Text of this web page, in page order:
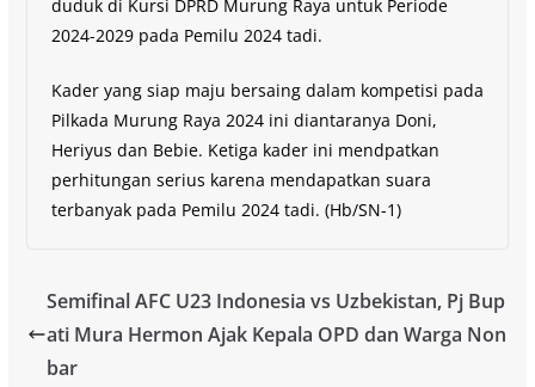
duduk di Kursi DPRD Murung Raya untuk Periode
2024-2029 pada Pemilu 2024 tadi.
Kader yang siap maju bersaing dalam kompetisi pada
Pilkada Murung Raya 2024 ini diantaranya Doni,
Heriyus dan Bebie. Ketiga kader ini mendpatkan
perhitungan serius karena mendapatkan suara
terbanyak pada Pemilu 2024 tadi. (Hb/SN-1)
Semifinal AFC U23 Indonesia vs Uzbekistan, Pj Bup
ati Mura Hermon Ajak Kepala OPD dan Warga Non
bar